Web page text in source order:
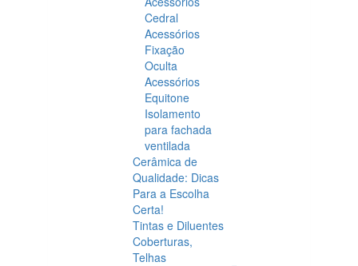
Cedral
Acessórios
Fixação
Oculta
Acessórios
Equitone
Isolamento
para fachada
ventilada
Cerâmica de
Qualidade: Dicas
Para a Escolha
Certa!
Tintas e Diluentes
Coberturas,
Telhas